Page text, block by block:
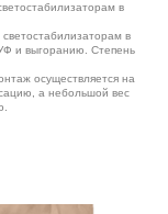
в
в
и выгоранию. Степень
осуществляется на
а небольшой вес